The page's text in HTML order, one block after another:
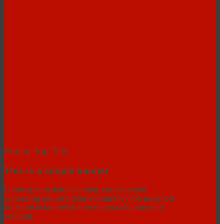
Fancy Top Title
This is a simple banner
Lorem ipsum dolor sit amet, consectetuer
adipiscing elit, sed diam nonummy nibh euismod
tincidunt ut laoreet dolore magna aliquam erat
volutpat.